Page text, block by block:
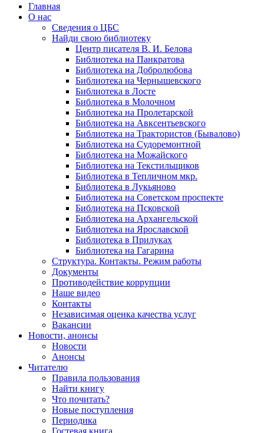
Главная
О нас
Сведения о ЦБС
Найди свою библиотеку
Центр писателя В. И. Белова
Библиотека на Панкратова
Библиотека на Добролюбова
Библиотека на Чернышевского
Библиотека в Лосте
Библиотека в Молочном
Библиотека на Пролетарской
Библиотека на Авксентьевского
Библиотека на Трактористов (Бывалово)
Библиотека на Судоремонтной
Библиотека на Можайского
Библиотека на Текстильщиков
Библиотека в Тепличном мкр.
Библиотека в Лукьяново
Библиотека на Советском проспекте
Библиотека на Псковской
Библиотека на Архангельской
Библиотека на Ярославской
Библиотека в Прилуках
Библиотека на Гагарина
Структура. Контакты. Режим работы
Документы
Противодействие коррупции
Наше видео
Контакты
Независимая оценка качества услуг
Вакансии
Новости, анонсы
Новости
Анонсы
Читателю
Правила пользования
Найти книгу
Что почитать?
Новые поступления
Периодика
Гостевая книга